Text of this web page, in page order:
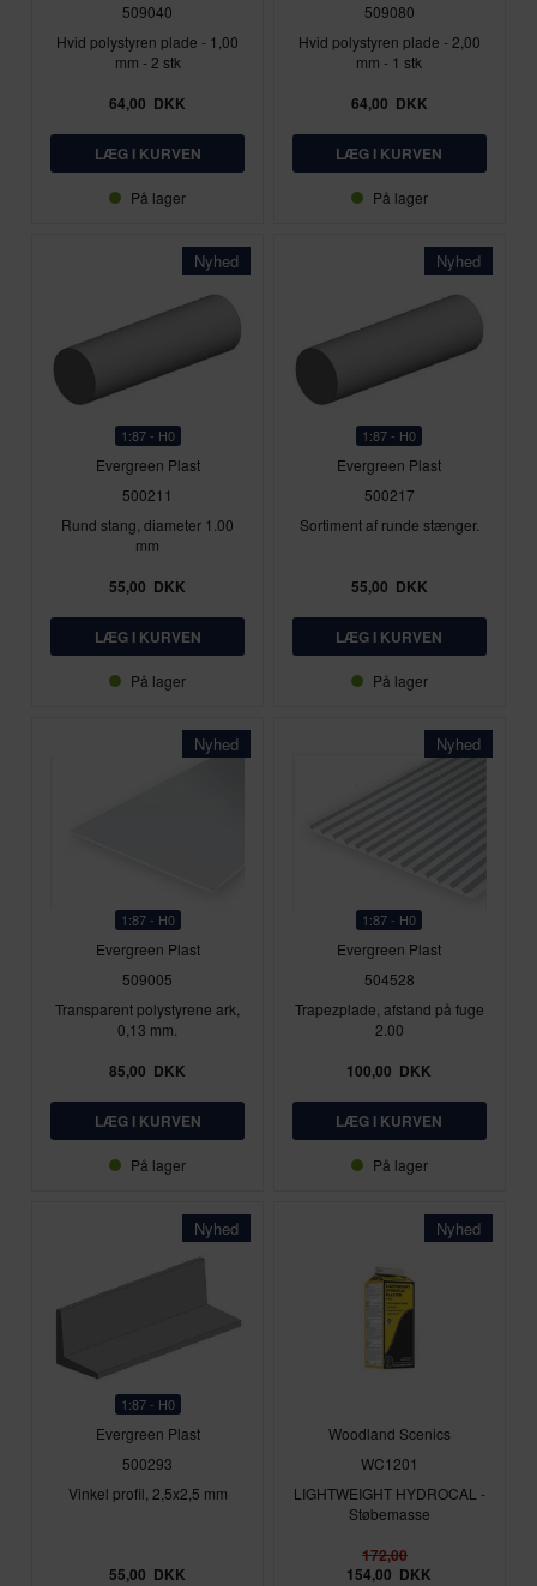
509040
Hvid polystyren plade - 1,00
mm - 2 stk
64,00 DKK
På lager
509080
Hvid polystyren plade - 2,00
mm - 1 stk
64,00 DKK
På lager
Nyhed
1:87 - H0
Evergreen Plast
500211
Rund stang, diameter 1.00
mm
55,00 DKK
På lager
Nyhed
1:87 - H0
Evergreen Plast
500217
Sortiment af runde stænger.
55,00 DKK
På lager
Nyhed
1:87 - H0
Evergreen Plast
509005
Transparent polystyrene ark,
0,13 mm.
85,00 DKK
På lager
Nyhed
1:87 - H0
Evergreen Plast
504528
Trapezplade, afstand på fuge
2.00
100,00 DKK
På lager
Nyhed
1:87 - H0
Evergreen Plast
500293
Vinkel profil, 2,5x2,5 mm
55,00 DKK
Nyhed
Woodland Scenics
WC1201
LIGHTWEIGHT HYDROCAL -
Støbemasse
172,00
154,00 DKK